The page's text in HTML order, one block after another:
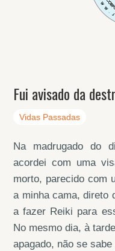
Fui avisado da
Vidas Passadas
Na madrugado do
acordei com uma
morto, parecido com
a minha cama, direto
a fazer Reiki para
No mesmo dia, à
apagado, não se